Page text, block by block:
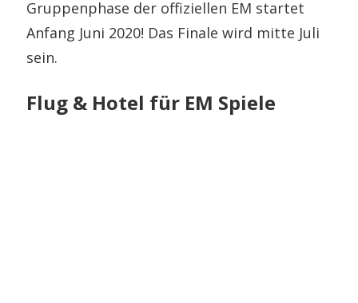
Gruppenphase der offiziellen EM startet
Anfang Juni 2020! Das Finale wird mitte Juli
sein.
Flug & Hotel für EM Spiele